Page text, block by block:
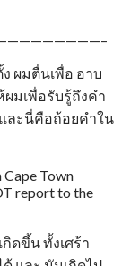
ผมตื่นเพื่อ อาบ
มเพื่อรับรู้ถึงคำ
ละนี่คือถ้อยคำใน
Cape Town
report to the
ดขึ้น ทั้งเศร้า